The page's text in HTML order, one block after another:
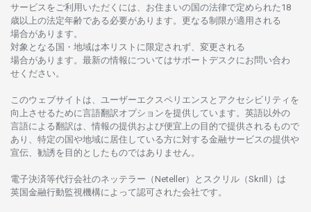
サービスを ご利用いただくには、お住まいの国の法律で定められた 18
歳以上の法定年齢である必要があります。 更なる制限が適用さ れる
場合があります。
対象となる国 ・ 地域は本 リストに限定さ れず、 変更さ れる
場合があります。 最新の情報についてはサポートデスクに お問い合わ
せくださ い。
このウェブサイトは、 ユーザーエクスペリエンスと アクセシビリティを
向上さ せるために言語翻訳オプションを提供しています。 英語以外の
言語に よる翻訳は、 情報の提供および便宜上の目的で提供さ れるもので
あり、 特定の国や地域に 居住している方に対する金融サービスの提供や
宣伝、 勧誘を 目的としたものではありません。
電子決済等代行会社のネッテラー （Neteller）と スクリル （Skrill）は
英国金融行動監視機構に よって認可さ れた会社です。